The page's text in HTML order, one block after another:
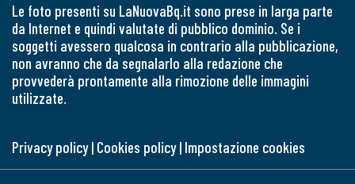
Le foto presenti su LaNuovaBq.it sono prese in larga parte
da Internet e quindi valutate di pubblico dominio. Se i
soggetti avessero qualcosa in contrario alla pubblicazione,
non avranno che da segnalarlo alla redazione che
provvederà prontamente alla rimozione delle immagini
utilizzate.
Privacy policy| Cookies policy| Impostazione cookies